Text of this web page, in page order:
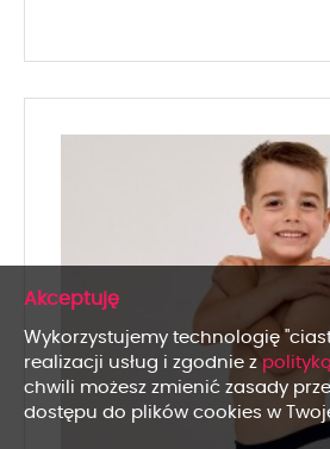
Wykorzystujemy technologię
realizacji usług i zgodnie z
chwili możesz zmienić zasady
dostępu do plików cookies w